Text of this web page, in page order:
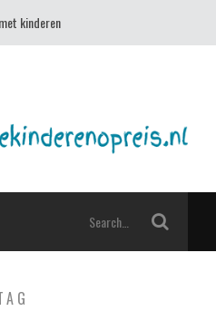
kinderen